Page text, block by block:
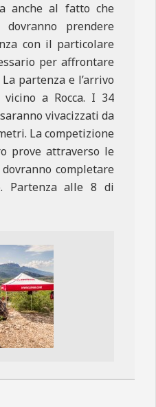
anche al fatto che
prendere
con il particolare
per affrontare
partenza e l’arrivo
a Rocca. I 34
vivacizzati da
La competizione
prove attraverso le
completare
Partenza alle 8 di